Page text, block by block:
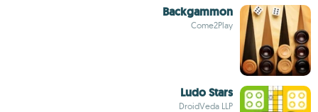
Backgammon
Come2Play
Ludo Stars
DroidVeda LLP